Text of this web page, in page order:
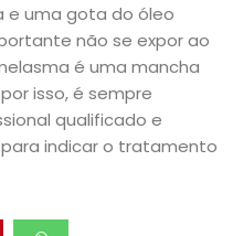
e uma gota do óleo
não se expor ao
é uma mancha
isso, é sempre
qualificado e
indicar o tratamento